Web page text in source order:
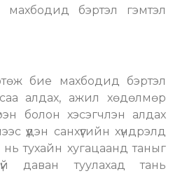
махбодид бэртэл гэмтэл
бие махбодид бэртэл
алдах, ажил хөдөлмөр
болон хэсэгчлэн алдах
үүдэн санхүүгийн хүндрэлд
нь тухайн хугацаанд таныг
даван туулахад тань